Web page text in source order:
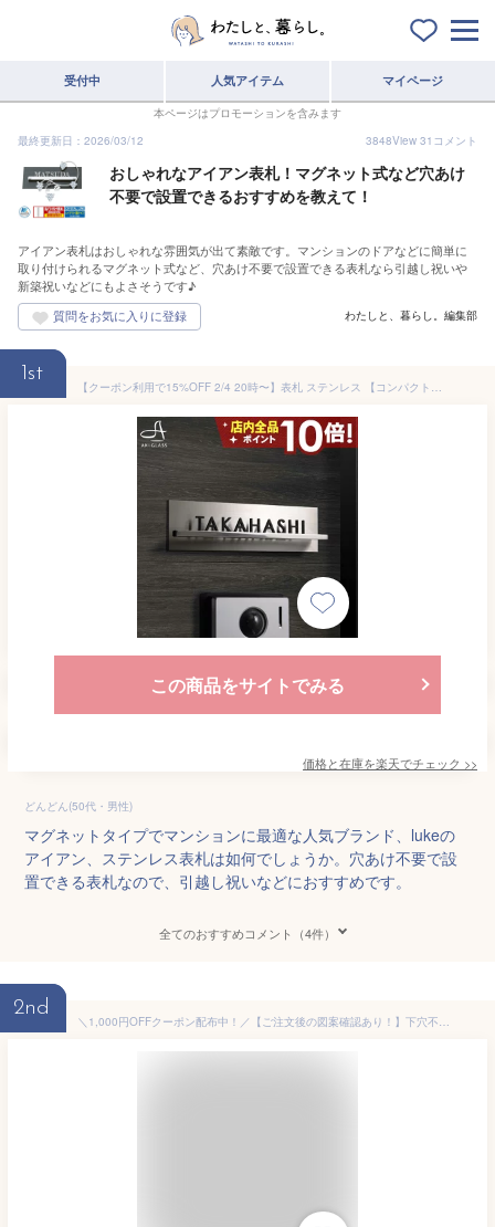
受付中 人気アイテム マイページ
本ページはプロモーションを含みます
最終更新日：2026/03/12
3848View 31 コメント
おしゃれなアイアン表札！マグネット式など穴あけ
不要で設置できるおすすめを教えて！
アイアン表札はおしゃれな雰囲気が出て素敵です。マンションのドアなどに簡単に
取り付けられるマグネット式など、穴あけ不要で設置できる表札なら引越し祝いや
新築祝いなどにもよさそうです♪
わたしと、暮らし。編集部
1st
【クーポン利用で15%OFF 2/4 20時〜】表札 ステンレス 【コンパクトサイズ・機能門柱/マンションに最適】 luke ルーク ステンレス表札 貼り 付け 簡単 取り付け 差し込み式 プレート マグネット 特注 サイズ 自由 オーダーメイド 番地 住所
この商品をサイトでみる
価格と在庫を楽天でチェック >>
どんどん(50代・男性)
マグネットタイプでマンションに最適な人気ブランド、lukeの
アイアン、ステンレス表札は如何でしょうか。穴あけ不要で設
置できる表札なので、引越し祝いなどにおすすめです。
全てのおすすめコメント（4件）
2nd
＼1,000円OFFクーポン配布中！／【ご注文後の図案確認あり！】下穴不要の簡単取付！ 表札【エメ】マグネット おしゃれ 戸建て ステンレス 鉄 アイアン 磁石 シール テープ 貼付 貼り付け